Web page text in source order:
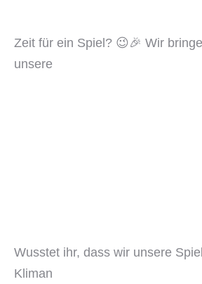
Zeit für ein Spiel? 😉🎉 Wir
unsere
Wusstet ihr, dass wir unsere
Kliman